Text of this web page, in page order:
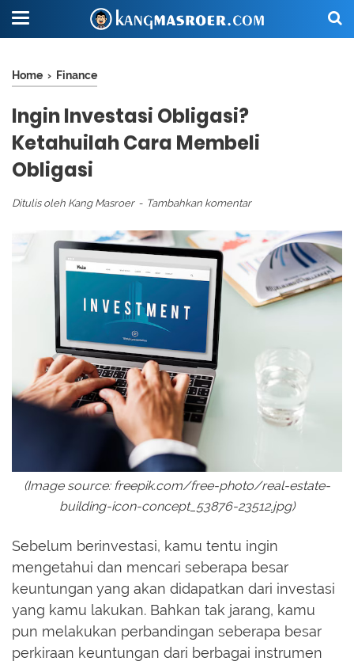
Home › Finance
Ingin Investasi Obligasi?
Ketahuilah Cara Membeli
Obligasi
Ditulis oleh Kang Masroer Tambahkan komentar
(Image source: freepik.com/free-photo/real-estate-
building-icon-concept_53876-23512.jpg)
Sebelum berinvestasi, kamu tentu ingin
mengetahui dan mencari seberapa besar
keuntungan yang akan didapatkan dari investasi
yang kamu lakukan. Bahkan tak jarang, kamu
pun melakukan perbandingan seberapa besar
perkiraan keuntungan dari berbagai instrumen